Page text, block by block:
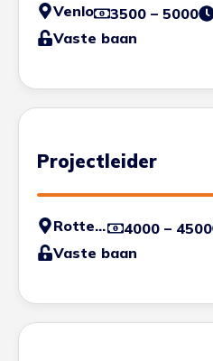
Venlo 3500 – 5000
Vaste baan
Projectleider
Rotterdam 4000 – 4500
Vaste baan